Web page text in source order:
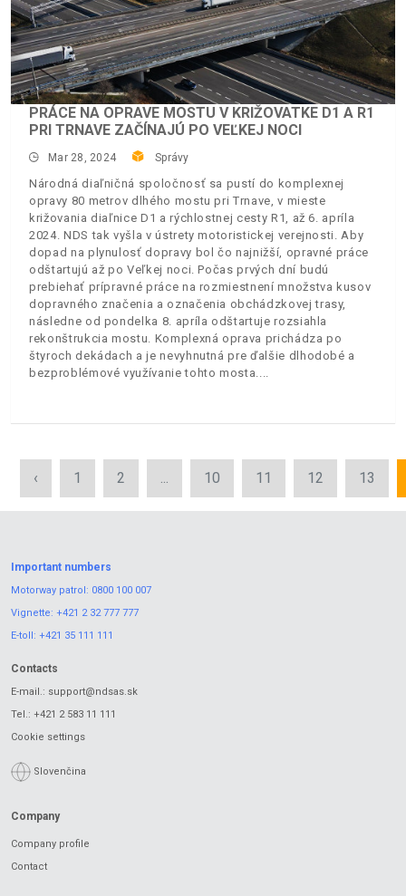
PRÁCE NA OPRAVE MOSTU V KRIŽOVATKE D1 A R1
PRI TRNAVE ZAČÍNAJÚ PO VEĽKEJ NOCI
Mar 28, 2024 Správy
Národná diaľničná spoločnosť sa pustí do komplexnej
opravy 80 metrov dlhého mostu pri Trnave, v mieste
križovania diaľnice D1 a rýchlostnej cesty R1, až 6. apríla
2024. NDS tak vyšla v ústrety motoristickej verejnosti. Aby
dopad na plynulosť dopravy bol čo najnižší, opravné práce
odštartujú až po Veľkej noci. Počas prvých dní budú
prebiehať prípravné práce na rozmiestnení množstva kusov
dopravného značenia a označenia obchádzkovej trasy,
následne od pondelka 8. apríla odštartuje rozsiahla
rekonštrukcia mostu. Komplexná oprava prichádza po
štyroch dekádach a je nevyhnutná pre ďalšie dlhodobé a
bezproblémové využívanie tohto mosta.
‹ 1 2 ... 10 11 12 13
Important numbers
Motorway patrol: 0800 100 007
Vignette: +421 2 32 777 777
E-toll: +421 35 111 111
Contacts
E-mail.: support@ndsas.sk
Tel.: +421 2 583 11 111
Cookie settings
Slovenčina
Company
Company profile
Contact